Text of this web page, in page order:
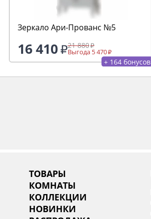
Зеркало Ари-Прованс №5
16 410 21 880
Выгода 5 470
+ 164 бонусов
ТОВАРЫ
КОМНАТЫ
КОЛЛЕКЦИИ
НОВИНКИ